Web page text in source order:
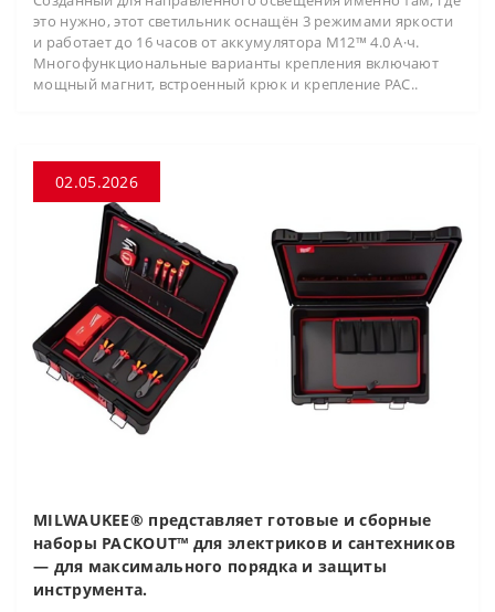
это нужно, этот светильник оснащён 3 режимами яркости
и работает до 16 часов от аккумулятора M12™ 4.0 А·ч.
Многофункциональные варианты крепления включают
мощный магнит, встроенный крюк и крепление PAC..
02.05.2026
MILWAUKEE® представляет готовые и сборные
наборы PACKOUT™ для электриков и сантехников
— для максимального порядка и защиты
инструмента.